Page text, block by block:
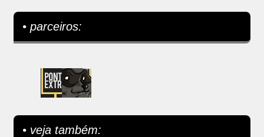
• parceiros:
• veja também: